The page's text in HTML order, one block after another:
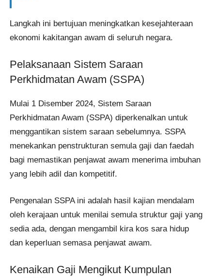
Langkah ini bertujuan meningkatkan kesejahteraan
ekonomi kakitangan awam di seluruh negara.
Pelaksanaan Sistem Saraan
Perkhidmatan Awam (SSPA)
Mulai 1 Disember 2024, Sistem Saraan
Perkhidmatan Awam (SSPA) diperkenalkan untuk
menggantikan sistem saraan sebelumnya. SSPA
menekankan penstrukturan semula gaji dan faedah
bagi memastikan penjawat awam menerima imbuhan
yang lebih adil dan kompetitif.
Pengenalan SSPA ini adalah hasil kajian mendalam
oleh kerajaan untuk menilai semula struktur gaji yang
sedia ada, dengan mengambil kira kos sara hidup
dan keperluan semasa penjawat awam.
Kenaikan Gaji Mengikut Kumpulan